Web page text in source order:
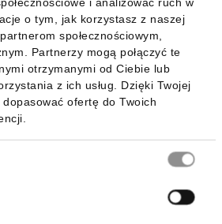
o tym, jak korzystasz z naszej
społecznościowym,
Partnerzy mogą połączyć te
otrzymanymi od Ciebie lub
z ich usług. Dzięki Twojej
ofertę do Twoich
naszą aplikację mobilną: